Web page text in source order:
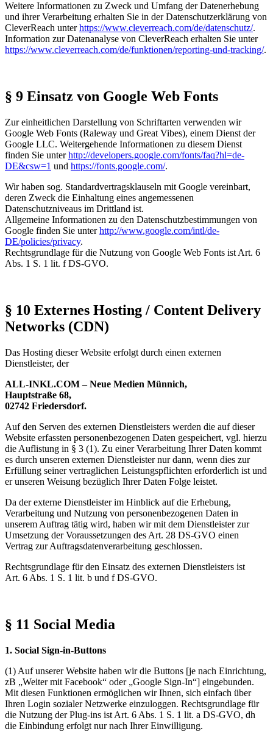
Weitere Informationen zu Zweck und Umfang der Datenerhebung
und ihrer Verarbeitung erhalten Sie in der Datenschutzerklärung von
CleverReach unterhttps://www.cleverreach.com/de/datenschutz/.
Information zur Datenanalyse von CleverReach erhalten Sie unter
https://www.cleverreach.com/de/funktionen/reporting-und-tracking/.
§ 9 Einsatz von Google Web Fonts
Zur einheitlichen Darstellung von Schriftarten verwenden wir
Google Web Fonts (Raleway und Great Vibes), einem Dienst der
Google LLC. Weitergehende Informationen zu diesem Dienst
finden Sie unterhttp://developers.google.com/fonts/faq?hl=de-
DE&csw=1 und https://fonts.google.com/.
Wir haben sog. Standardvertragsklauseln mit Google vereinbart,
deren Zweck die Einhaltung eines angemessenen
Datenschutzniveaus im Drittland ist.
Allgemeine Informationen zu den Datenschutzbestimmungen von
Google finden Sie unterhttp://www.google.com/intl/de-
DE/policies/privacy.
Rechtsgrundlage für die Nutzung von Google Web Fonts ist Art. 6
Abs. 1 S. 1 lit. f DS-GVO.
§ 10 Externes Hosting / Content Delivery
Networks (CDN)
Das Hosting dieser Website erfolgt durch einen externen
Dienstleister, der
ALL-INKL.COM – Neue Medien Münnich,
Hauptstraße 68,
02742 Friedersdorf.
Auf den Serven des externen Dienstleisters werden die auf dieser
Website erfassten personenbezogenen Daten gespeichert, vgl. hierzu
die Auflistung in § 3 (1). Zu einer Verarbeitung Ihrer Daten kommt
es durch unseren externen Dienstleister nur dann, wenn dies zur
Erfüllung seiner vertraglichen Leistungspflichten erforderlich ist und
er unseren Weisung bezüglich Ihrer Daten Folge leistet.
Da der externe Dienstleister im Hinblick auf die Erhebung,
Verarbeitung und Nutzung von personenbezogenen Daten in
unserem Auftrag tätig wird, haben wir mit dem Dienstleister zur
Umsetzung der Voraussetzungen des Art. 28 DS-GVO einen
Vertrag zur Auftragsdatenverarbeitung geschlossen.
Rechtsgrundlage für den Einsatz des externen Dienstleisters ist
Art. 6 Abs. 1 S. 1 lit. b und f DS-GVO.
§ 11 Social Media
1. Social Sign-in-Buttons
(1) Auf unserer Website haben wir die Buttons [je nach Einrichtung,
zB „Weiter mit Facebook“ oder „Google Sign-In“] eingebunden.
Mit diesen Funktionen ermöglichen wir Ihnen, sich einfach über
Ihren Login sozialer Netzwerke einzuloggen. Rechtsgrundlage für
die Nutzung der Plug-ins ist Art. 6 Abs. 1 S. 1 lit. a DS-GVO, dh
die Einbindung erfolgt nur nach Ihrer Einwilligung.